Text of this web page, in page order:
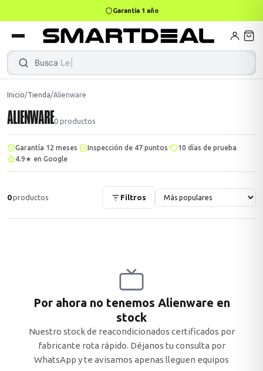
Garantía 1 año
Busca
Gamer
MacBook Air
→
→
Mini PC
Inicio/Tienda/Alienware
ALIENWARE0 productos
Garantía 12 meses Inspección de 47 puntos 10 días de prueba
4.9★ en Google
0productos Filtros
Por ahora no tenemos Alienware en
stock
Nuestro stock de reacondicionados certificados por
fabricante rota rápido. Déjanos tu consulta por
WhatsApp y te avisamos apenas lleguen equipos